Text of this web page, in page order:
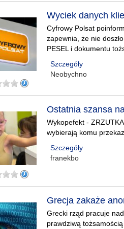
Wyciek danych
Cyfrowy Polsat
zapewnia, że nie
PESEL i dokumentu
Szczegóły
Neobychno
Ostatnia szansa
Wykopefekt -
wybierają komu
Szczegóły
franekbo
Grecja zakaże
Grecki rząd pracuje
prawdziwą